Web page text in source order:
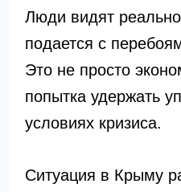
Люди видят
подается с
Это не просто
попытка удержать
условиях кризиса.
Ситуация в Крыму